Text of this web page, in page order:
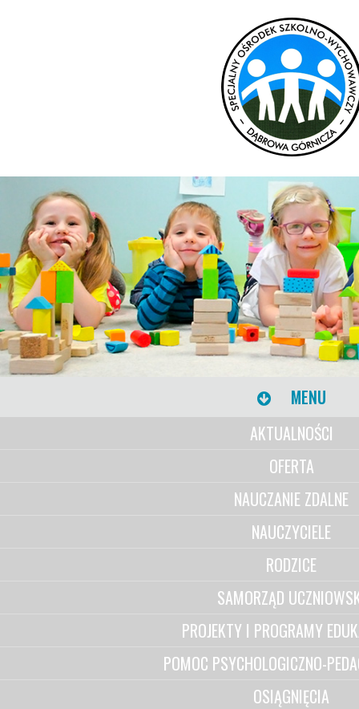
MENU
AKTUALNOŚCI
OFERTA
NAUCZANIE ZDALNE
NAUCZYCIELE
RODZICE
SAMORZĄD
PROJEKTY I PROGRAMY
POMOC PSYCHOLOGICZNO-
OSIĄGNIĘCIA